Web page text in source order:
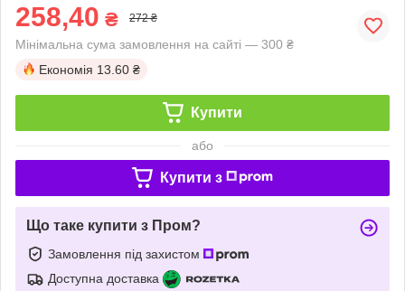
258,40 ₴ 272 ₴
Мінімальна сума замовлення на сайті — 300 ₴
Економія 13.60 ₴
Купити
або
Купити з
Що таке купити з Пром?
Замовлення під захистом
Доступна доставка